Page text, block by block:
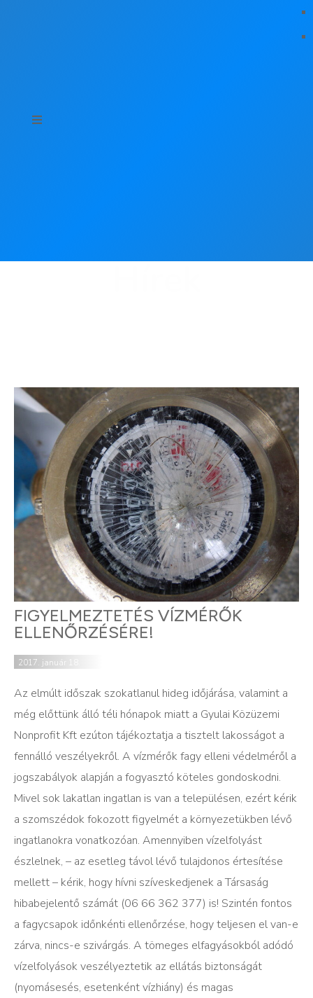
FIGYELMEZTETÉS VÍZMÉRŐK
ELLENŐRZÉSÉRE!
2017. január 18.
Az elmúlt időszak szokatlanul hideg időjárása, valamint a
még előttünk álló téli hónapok miatt a Gyulai Közüzemi
Nonprofit Kft ezúton tájékoztatja a tisztelt lakosságot a
fennálló veszélyekről. A vízmérők fagy elleni védelméről a
jogszabályok alapján a fogyasztó köteles gondoskodni.
Mivel sok lakatlan ingatlan is van a településen, ezért kérik
a szomszédok fokozott figyelmét a környezetükben lévő
ingatlanokra vonatkozóan. Amennyiben vízelfolyást
észlelnek, – az esetleg távol lévő tulajdonos értesítése
mellett – kérik, hogy hívni szíveskedjenek a Társaság
hibabejelentő számát (06 66 362 377) is! Szintén fontos
a fagycsapok időnkénti ellenőrzése, hogy teljesen el van-e
zárva, nincs-e szivárgás. A tömeges elfagyásokból adódó
vízelfolyások veszélyeztetik az ellátás biztonságát
(nyomásesés, esetenként vízhiány) és magas